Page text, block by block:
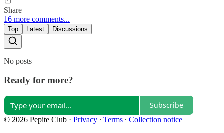
Share
16 more comments...
Top Latest Discussions
No posts
Ready for more?
Subscribe
© 2026 Pepite Club · Privacy ∙ Terms ∙ Collection notice